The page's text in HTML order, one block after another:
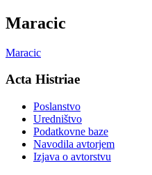
Maracic
Maracic
Acta Histriae
Poslanstvo
Uredništvo
Podatkovne baze
Navodila avtorjem
Izjava o avtorstvu